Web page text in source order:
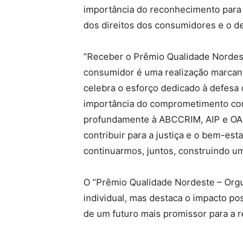
importância do reconhecimento
dos direitos dos consumidores e o
“Receber o Prêmio Qualidade
consumidor é uma realização
celebra o esforço dedicado à
importância do comprometimento
profundamente à ABCCRIM, AIP e
contribuir para a justiça e o bem-
continuarmos, juntos, construindo
O “Prêmio Qualidade Nordeste –
individual, mas destaca o impacto
de um futuro mais promissor para a